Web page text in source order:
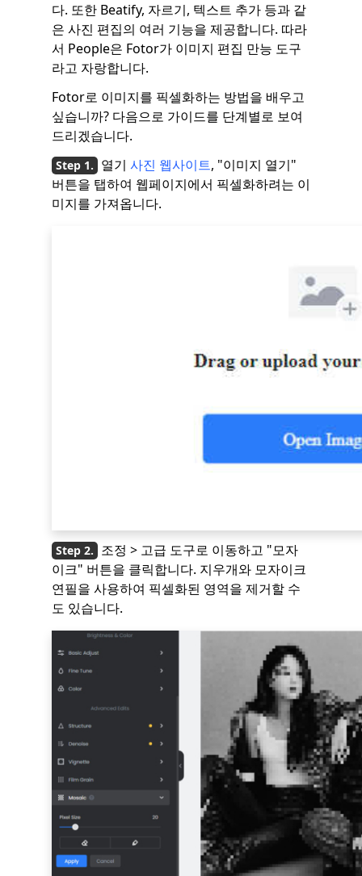
다. 또한 Beatify, 자르기, 텍스트 추가 등과 같
은 사진 편집의 여러 기능을 제공합니다. 따라
서 People은 Fotor가 이미지 편집 만능 도구
라고 자랑합니다.
Fotor로 이미지를 픽셀화하는 방법을 배우고
싶습니까? 다음으로 가이드를 단계별로 보여
드리겠습니다.
열기 사진 웹사이트, "이미지 열기"
버튼을 탭하여 웹페이지에서 픽셀화하려는 이
미지를 가져옵니다.
조정 > 고급 도구로 이동하고 "모자
이크" 버튼을 클릭합니다. 지우개와 모자이크
연필을 사용하여 픽셀화된 영역을 제거할 수
도 있습니다.